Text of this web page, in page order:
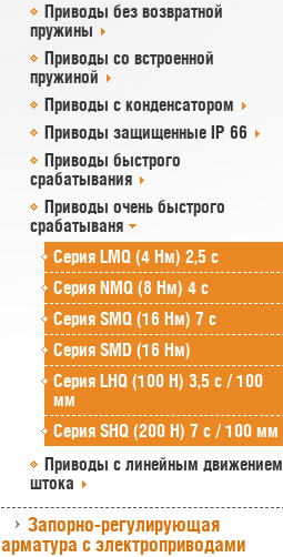
Приводы без возвратной
пружины
Приводы со встроенной
пружиной
Приводы с конденсатором
Приводы защищенные IP 66
Приводы быстрого
срабатывания
Приводы очень быстрого
срабатываня
Серия LMQ (4 Нм) 2,5 с
Серия NMQ (8 Нм) 4 с
Серия SMQ (16 Нм) 7 с
Серия SMD (16 Нм)
Серия LHQ (100 Н) 3,5 с / 100
мм
Серия SHQ (200 Н) 7 с / 100 мм
Приводы с линейным движением
штока
Запорно-регулирующая
арматура с электроприводами